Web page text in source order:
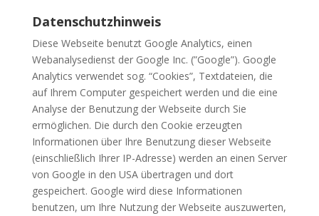
Datenschutzhinweis
Diese Webseite benutzt Google Analytics, einen
Webanalysedienst der Google Inc. (”Google”). Google
Analytics verwendet sog. “Cookies”, Textdateien, die
auf Ihrem Computer gespeichert werden und die eine
Analyse der Benutzung der Webseite durch Sie
ermöglichen. Die durch den Cookie erzeugten
Informationen über Ihre Benutzung dieser Webseite
(einschließlich Ihrer IP-Adresse) werden an einen Server
von Google in den USA übertragen und dort
gespeichert. Google wird diese Informationen
benutzen, um Ihre Nutzung der Webseite auszuwerten,